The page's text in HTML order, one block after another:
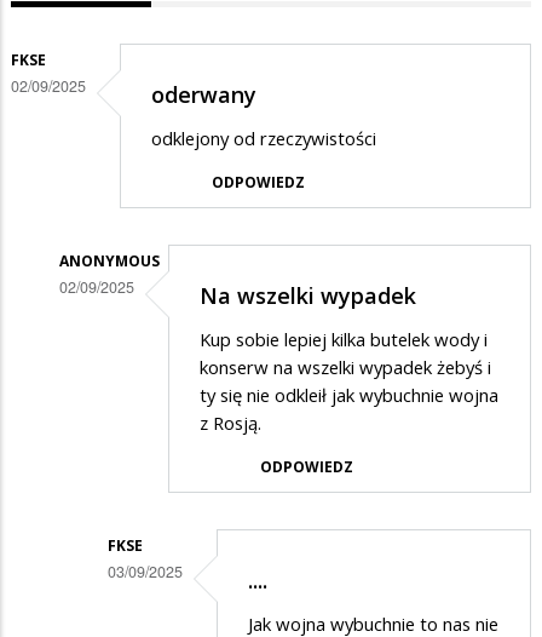
FKSE
02/09/2025 oderwany
odklejony od rzeczywistości
ODPOWIEDZ
ANONYMOUS
02/09/2025
oderwany
Na wszelki wypadek
Kup sobie lepiej kilka butelek wody i
konserw na wszelki wypadek żebyś i
ty się nie odkleił jak wybuchnie wojna
z Rosją.
ODPOWIEDZ
FKSE
03/09/2025 ....
Jak wojna wybuchnie to nas nie